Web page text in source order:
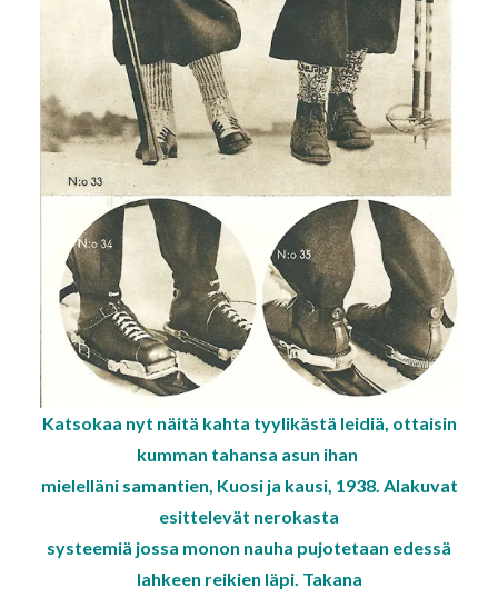
Katsokaa nyt näitä kahta tyylikästä leidiä, ottaisin
kumman tahansa asun ihan
mielelläni samantien, Kuosi ja kausi, 1938. Alakuvat
esittelevät nerokasta
systeemiä jossa monon nauha pujotetaan edessä
lahkeen reikien läpi. Takana